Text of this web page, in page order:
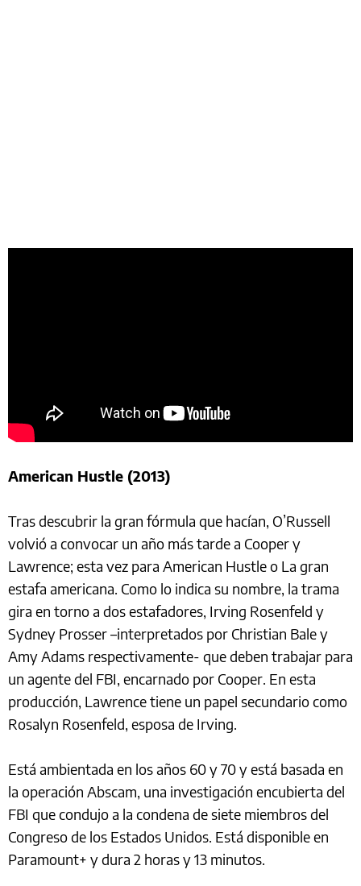
American Hustle (2013)
Tras descubrir la gran fórmula que hacían, O’Russell
volvió a convocar un año más tarde a Cooper y
Lawrence; esta vez para American Hustle o La gran
estafa americana. Como lo indica su nombre, la trama
gira en torno a dos estafadores, Irving Rosenfeld y
Sydney Prosser –interpretados por Christian Bale y
Amy Adams respectivamente- que deben trabajar para
un agente del FBI, encarnado por Cooper. En esta
producción, Lawrence tiene un papel secundario como
Rosalyn Rosenfeld, esposa de Irving.
Está ambientada en los años 60 y 70 y está basada en
la operación Abscam, una investigación encubierta del
FBI que condujo a la condena de siete miembros del
Congreso de los Estados Unidos. Está disponible en
Paramount+ y dura 2 horas y 13 minutos.